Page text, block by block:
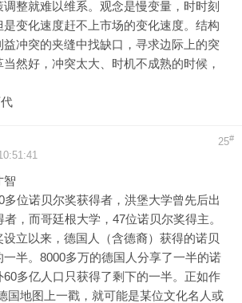
整就难以维系。观念是慢变量，时时刻
变化速度赶不上市场的变化速度。结构
冲突的夹缝中找缺口，寻求边际上的突
然好，冲突太大、时机不成熟的时候，
25#
智
位诺贝尔奖获得者，洪堡大学曾先后出
，而哥廷根大学，47位诺贝尔奖得主。
立以来，德国人（含德裔）获得的诺贝
半。8000多万的德国人分享了一半的诺
60多亿人口只获得了剩下的一半。正如作
国地图上一戳，就可能是某位文化名人或